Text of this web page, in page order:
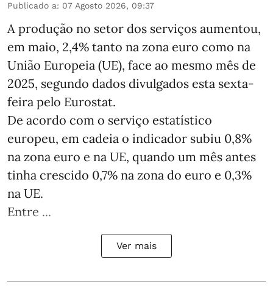
Publicado a: 07 Agosto 2026, 09:37
A produção no setor dos serviços aumentou,
em maio, 2,4% tanto na zona euro como na
União Europeia (UE), face ao mesmo mês de
2025, segundo dados divulgados esta sexta-
feira pelo Eurostat.
De acordo com o serviço estatístico
europeu, em cadeia o indicador subiu 0,8%
na zona euro e na UE, quando um mês antes
tinha crescido 0,7% na zona do euro e 0,3%
na UE.
Entre ...
Ver mais